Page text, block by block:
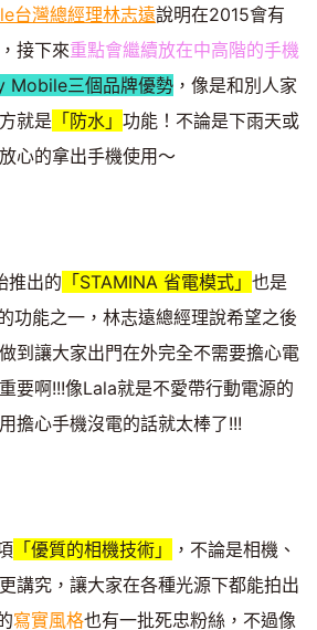
台灣總經理林志遠說明在2015會有
接下來重點會繼續放在中高階的手機
Mobile三個品牌優勢 ，像是和別人家
就是 「防水」 功能！不論是下雨天或
心的拿出手機使用～
推出的 「STAMINA 省電模式」 也是
功能之一，林志遠總經理說希望之後
到讓大家出門在外完全不需要擔心電
要啊!!!像Lala就是不愛帶行動電源的
擔心手機沒電的話就太棒了!!!
「優質的相機技術」
，不論是相機、
講究，讓大家在各種光源下都能拍出
寫實風格也有一批死忠粉絲，不過像